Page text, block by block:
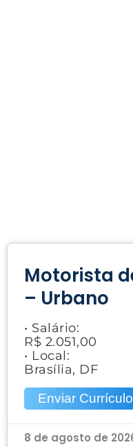
Motorista
– Urbano
• Salário:
R$ 2.051,00
• Local:
Brasília, DF
Enviar
8 de agosto de